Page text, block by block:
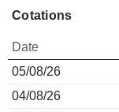
Cotations
Date
05/08/26
04/08/26